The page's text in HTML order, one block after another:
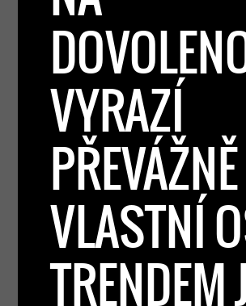
VYRAZÍ
VLASTNÍ
TRENDEM